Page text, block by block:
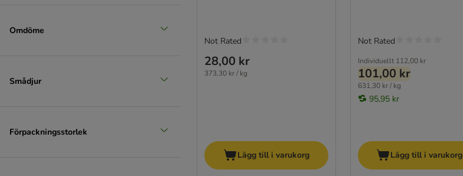
Omdöme
Smådjur
Förpackningsstorlek
28,00 kr
373,30 kr / kg
Not Rated
Lägg till i varukorg
Individuellt 112,00 kr
101,00 kr
631,30 kr / kg
95,95 kr
Not Rated
Lägg till i varukorg